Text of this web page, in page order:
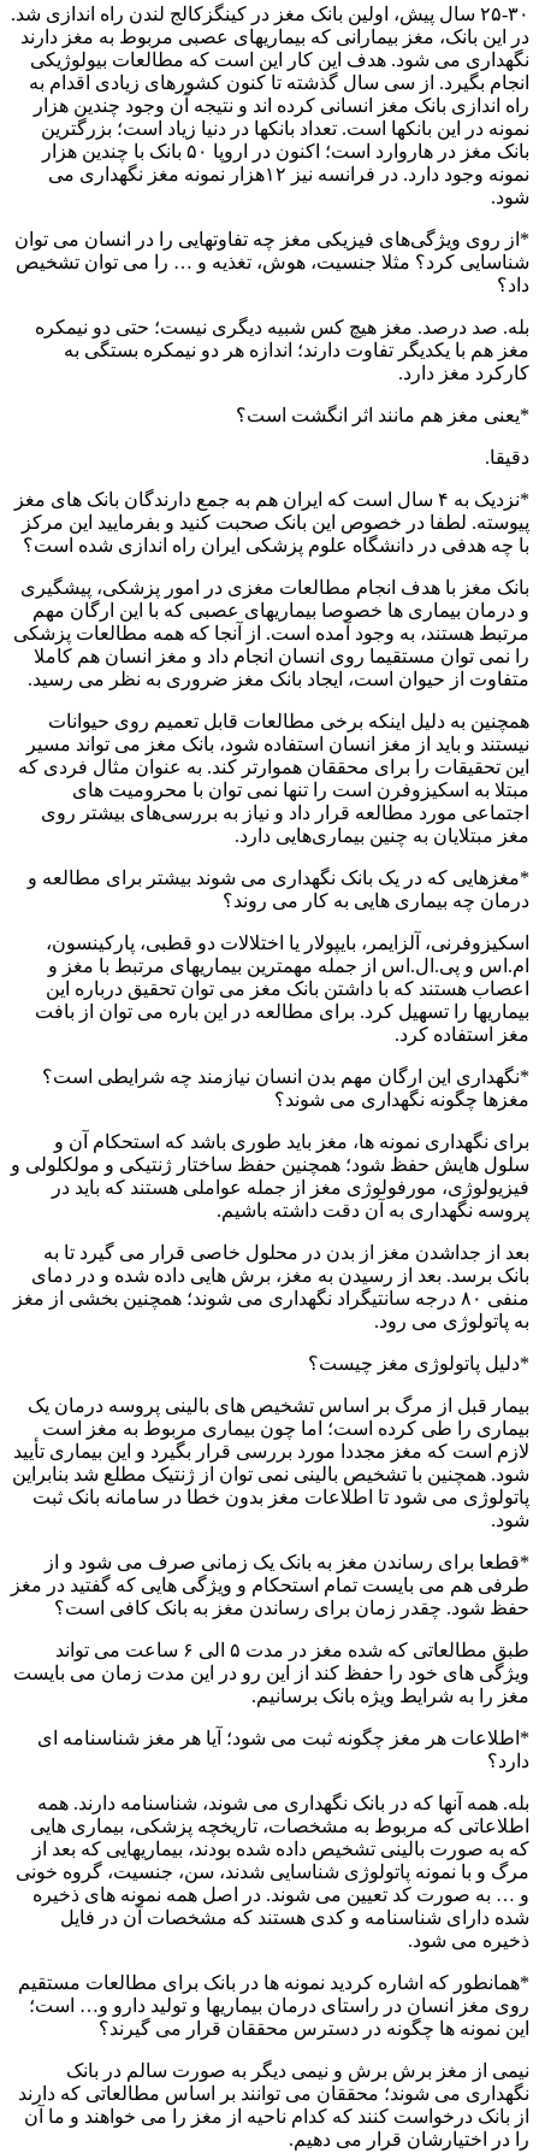
۲۵-۳۰ سال پیش، اولین بانک مغز در کینگزکالج لندن راه اندازی شد.
در این بانک، مغز بیمارانی که بیماریهای عصبی مربوط به مغز دارند
نگهداری می شود. هدف این کار این است که مطالعات بیولوژیکی
انجام بگیرد. از سی سال گذشته تا کنون کشورهای زیادی اقدام به
راه اندازی بانک مغز انسانی کرده اند و نتیجه آن وجود چندین هزار
نمونه در این بانکها است. تعداد بانکها در دنیا زیاد است؛ بزرگترین
بانک مغز در هاروارد است؛ اکنون در اروپا ۵۰ بانک با چندین هزار
نمونه وجود دارد. در فرانسه نیز ۱۲هزار نمونه مغز نگهداری می
شود.
*از روی ویژگی‌های فیزیکی مغز چه تفاوتهایی را در انسان می توان
شناسایی کرد؟ مثلا جنسیت، هوش، تغذیه و … را می توان تشخیص
داد؟
بله. صد درصد. مغز هیچ کس شبیه دیگری نیست؛ حتی دو نیمکره
مغز هم با یکدیگر تفاوت دارند؛ اندازه هر دو نیمکره بستگی به
کارکرد مغز دارد.
*یعنی مغز هم مانند اثر انگشت است؟
دقیقا.
*نزدیک به ۴ سال است که ایران هم به جمع دارندگان بانک های مغز
پیوسته. لطفا در خصوص این بانک صحبت کنید و بفرمایید این مرکز
با چه هدفی در دانشگاه علوم پزشکی ایران راه اندازی شده است؟
بانک مغز با هدف انجام مطالعات مغزی در امور پزشکی، پیشگیری
و درمان بیماری ها خصوصا بیماریهای عصبی که با این ارگان مهم
مرتبط هستند، به وجود آمده است. از آنجا که همه مطالعات پزشکی
را نمی توان مستقیما روی انسان انجام داد و مغز انسان هم کاملا
متفاوت از حیوان است، ایجاد بانک مغز ضروری به نظر می رسید.
همچنین به دلیل اینکه برخی مطالعات قابل تعمیم روی حیوانات
نیستند و باید از مغز انسان استفاده شود، بانک مغز می تواند مسیر
این تحقیقات را برای محققان هموارتر کند. به عنوان مثال فردی که
مبتلا به اسکیزوفرن است را تنها نمی توان با محرومیت ‌های
اجتماعی مورد مطالعه قرار داد و نیاز به بررسی‌های بیشتر روی
مغز مبتلایان به چنین بیماری‌هایی دارد.
*مغزهایی که در یک بانک نگهداری می شوند بیشتر برای مطالعه و
درمان چه بیماری هایی به کار می روند؟
اسکیزوفرنی، آلزایمر، بایپولار یا اختلالات دو قطبی، پارکینسون،
ام.اس و پی.ال.اس از جمله مهمترین بیماریهای مرتبط با مغز و
اعصاب هستند که با داشتن بانک مغز می توان تحقیق درباره این
بیماریها را تسهیل کرد. برای مطالعه در این باره می توان از بافت
مغز استفاده کرد.
*نگهداری این ارگان مهم بدن انسان نیازمند چه شرایطی است؟
مغزها چگونه نگهداری می شوند؟
برای نگهداری نمونه ها، مغز باید طوری باشد که استحکام آن و
سلول هایش حفظ شود؛ همچنین حفظ ساختار ژنتیکی و مولکلولی و
فیزیولوژی، مورفولوژی مغز از جمله عواملی هستند که باید در
پروسه نگهداری به آن دقت داشته باشیم.
بعد از جداشدن مغز از بدن در محلول خاصی قرار می گیرد تا به
بانک برسد. بعد از رسیدن به مغز، برش هایی داده شده و در دمای
منفی ۸۰ درجه سانتیگراد نگهداری می شوند؛ همچنین بخشی از مغز
به پاتولوژی می رود.
*دلیل پاتولوژی مغز چیست؟
بیمار قبل از مرگ بر اساس تشخیص های بالینی پروسه درمان یک
بیماری را طی کرده است؛ اما چون بیماری مربوط به مغز است
لازم است که مغز مجددا مورد بررسی قرار بگیرد و این بیماری تأیید
شود. همچنین با تشخیص بالینی نمی توان از ژنتیک مطلع شد بنابراین
پاتولوژی می شود تا اطلاعات مغز بدون خطا در سامانه بانک ثبت
شود.
*قطعا برای رساندن مغز به بانک یک زمانی صرف می شود و از
طرفی هم می بایست تمام استحکام و ویژگی هایی که گفتید در مغز
حفظ شود. چقدر زمان برای رساندن مغز به بانک کافی است؟
طبق مطالعاتی که شده مغز در مدت ۵ الی ۶ ساعت می تواند
ویژگی های خود را حفظ کند از این رو در این مدت زمان می بایست
مغز را به شرایط ویژه بانک برسانیم.
*اطلاعات هر مغز چگونه ثبت می شود؛ آیا هر مغز شناسنامه ای
دارد؟
بله. همه آنها که در بانک نگهداری می شوند، شناسنامه دارند. همه
اطلاعاتی که مربوط به مشخصات، تاریخچه پزشکی، بیماری هایی
که به صورت بالینی تشخیص داده شده بودند، بیماریهایی که بعد از
مرگ و با نمونه پاتولوژی شناسایی شدند، سن، جنسیت، گروه خونی
و … به صورت کد تعیین می شوند. در اصل همه نمونه های ذخیره
شده دارای شناسنامه و کدی هستند که مشخصات آن در فایل
ذخیره می شود.
*همانطور که اشاره کردید نمونه ها در بانک برای مطالعات مستقیم
روی مغز انسان در راستای درمان بیماریها و تولید دارو و… است؛
این نمونه ها چگونه در دسترس محققان قرار می گیرند؟
نیمی از مغز برش برش و نیمی دیگر به صورت سالم در بانک
نگهداری می شوند؛ محققان می توانند بر اساس مطالعاتی که دارند
از بانک درخواست کنند که کدام ناحیه از مغز را می خواهند و ما آن
را در اختیارشان قرار می دهیم.